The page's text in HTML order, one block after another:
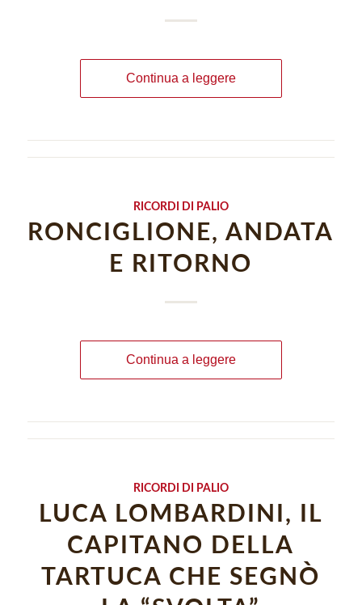
Continua a leggere
RICORDI DI PALIO
RONCIGLIONE, ANDATA
E RITORNO
Continua a leggere
RICORDI DI PALIO
LUCA LOMBARDINI, IL
CAPITANO DELLA
TARTUCA CHE SEGNÒ